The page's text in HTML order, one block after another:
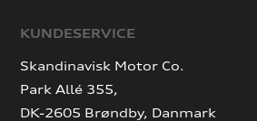
KUNDESERVICE
Skandinavisk Motor Co.
Park Allé 355,
DK-2605 Brøndby, Danmark